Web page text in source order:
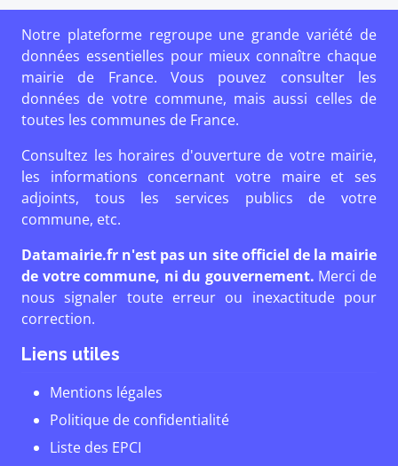
Notre plateforme regroupe une grande variété de
données essentielles pour mieux connaître chaque
mairie de France. Vous pouvez consulter les
données de votre commune, mais aussi celles de
toutes les communes de France.
Consultez les horaires d'ouverture de votre mairie,
les informations concernant votre maire et ses
adjoints, tous les services publics de votre
commune, etc.
Datamairie.fr n'est pas un site officiel de la mairie
de votre commune, ni du gouvernement. Merci de
nous signaler toute erreur ou inexactitude pour
correction.
Liens utiles
Mentions légales
Politique de confidentialité
Liste des EPCI